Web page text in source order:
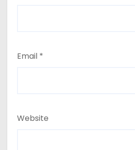
Email *
Website